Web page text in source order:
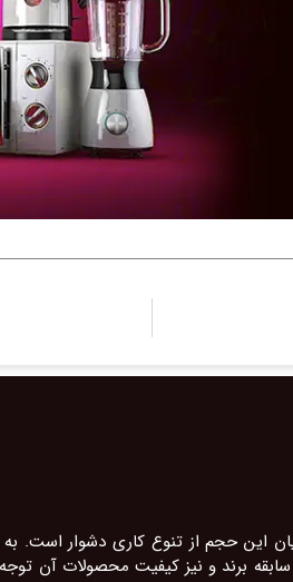
این حجم از تنوع کاری دشوار است.
برند و نیز کیفیت محصولات آن